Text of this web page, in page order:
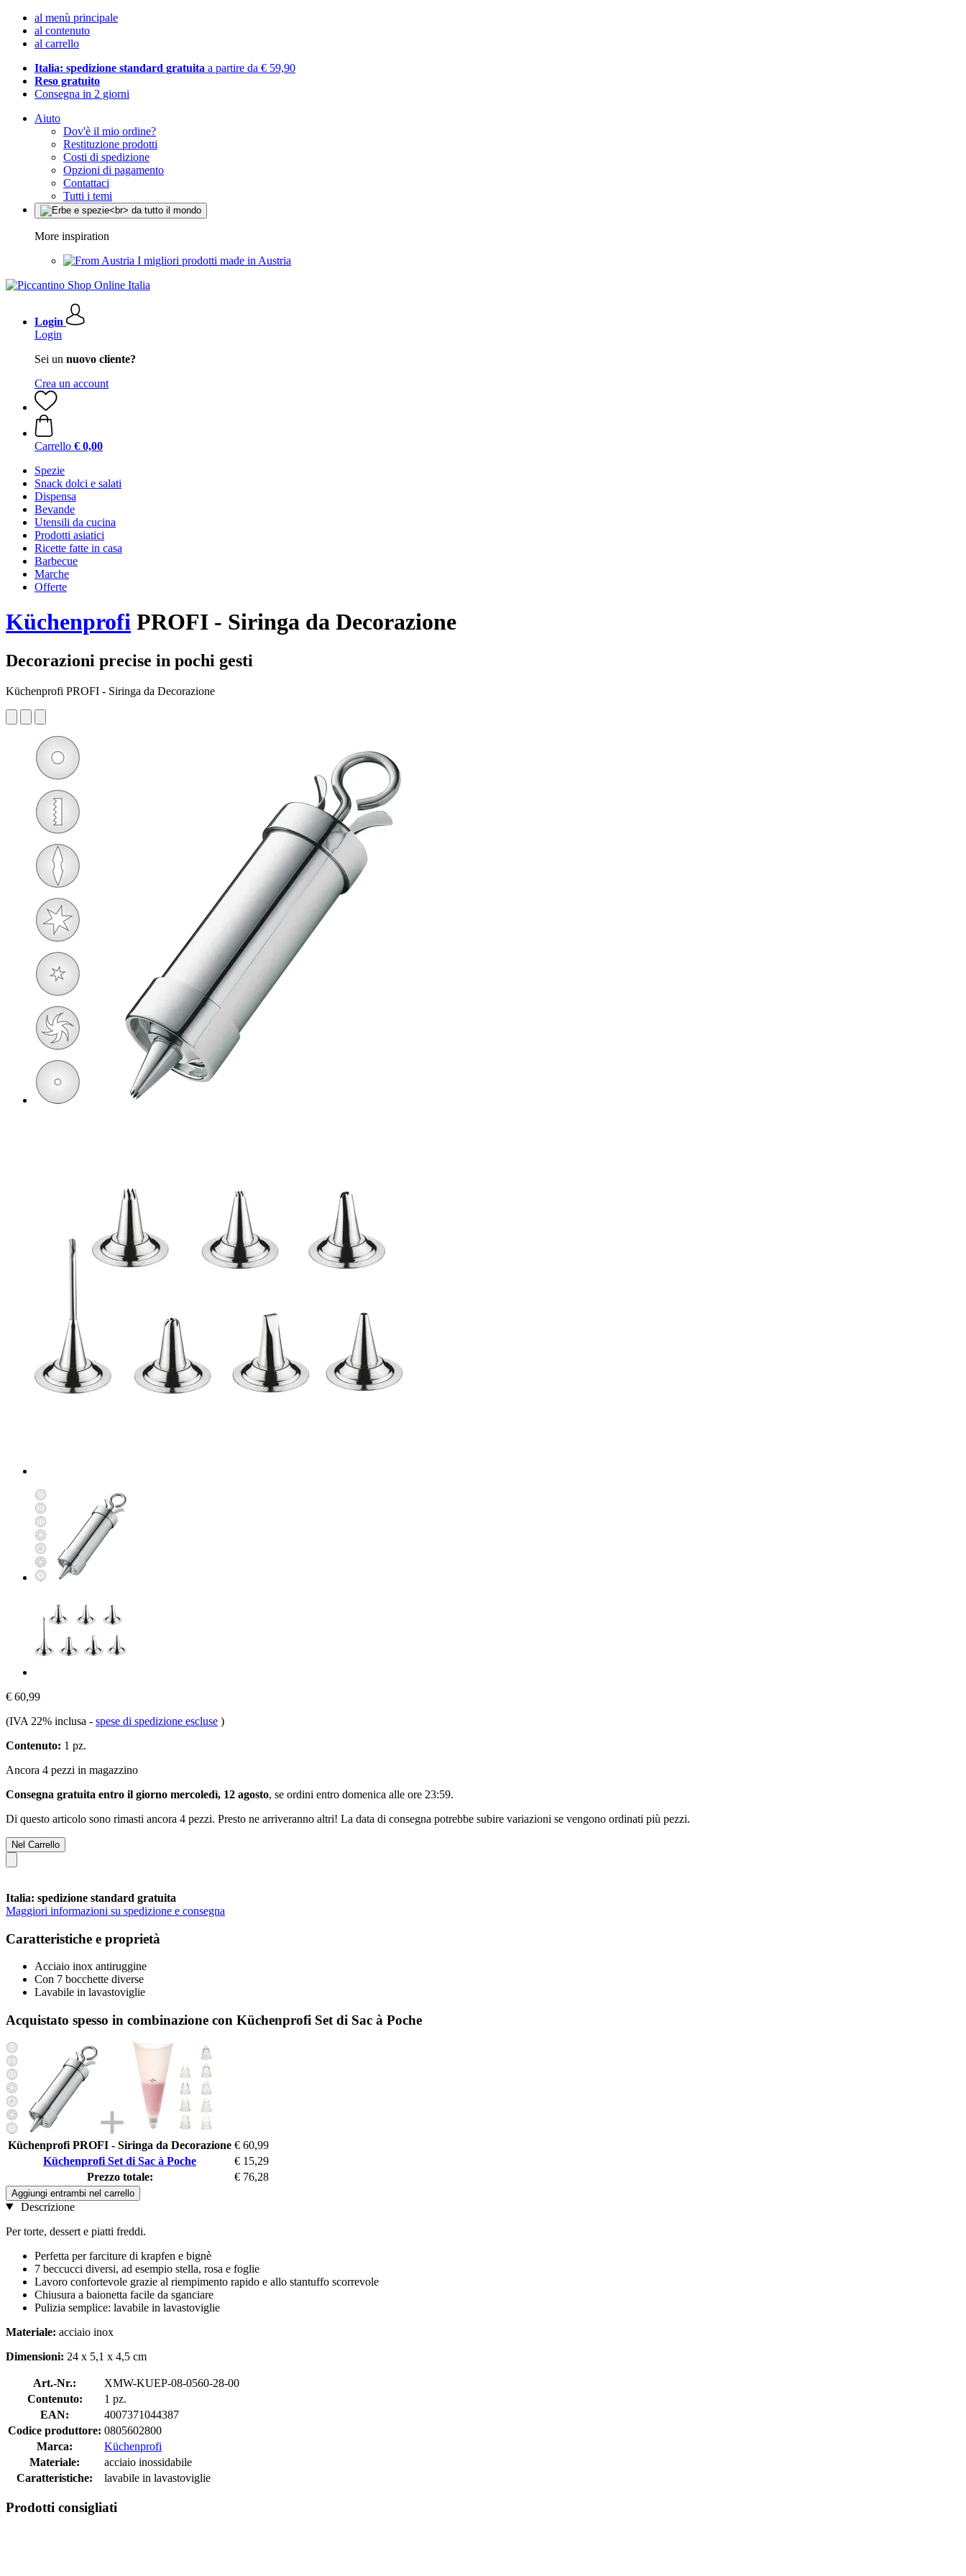
al menù principale
al contenuto
al carrello
Italia: spedizione standard gratuita a partire da € 59,90
Reso gratuito
Consegna in 2 giorni
Aiuto
Dov'è il mio ordine?
Restituzione prodotti
Costi di spedizione
Opzioni di pagamento
Contattaci
Tutti i temi
More inspiration
I migliori prodotti made in Austria
Login
Login
Sei un nuovo cliente?
Crea un account
Carrello € 0,00
Spezie
Snack dolci e salati
Dispensa
Bevande
Utensili da cucina
Prodotti asiatici
Ricette fatte in casa
Barbecue
Marche
Offerte
Küchenprofi PROFI - Siringa da Decorazione
Decorazioni precise in pochi gesti
Küchenprofi PROFI - Siringa da Decorazione
€ 60,99
(IVA 22% inclusa - spese di spedizione escluse )
Contenuto: 1 pz.
Ancora 4 pezzi in magazzino
Consegna gratuita entro il giorno mercoledì, 12 agosto, se ordini entro domenica alle ore 23:59.
Di questo articolo sono rimasti ancora 4 pezzi. Presto ne arriveranno altri! La data di consegna potrebbe subire variazioni se vengono ordinati più pezzi.
Nel Carrello
Italia: spedizione standard gratuita
Maggiori informazioni su spedizione e consegna
Caratteristiche e proprietà
Acciaio inox antiruggine
Con 7 bocchette diverse
Lavabile in lavastoviglie
Acquistato spesso in combinazione con Küchenprofi Set di Sac à Poche
Küchenprofi PROFI - Siringa da Decorazione € 60,99
Küchenprofi Set di Sac à Poche
€ 15,29
Prezzo totale:
€ 76,28
Aggiungi entrambi nel carrello
Descrizione
Per torte, dessert e piatti freddi.
Perfetta per farciture di krapfen e bignè
7 beccucci diversi, ad esempio stella, rosa e foglie
Lavoro confortevole grazie al riempimento rapido e allo stantuffo scorrevole
Chiusura a baionetta facile da sganciare
Pulizia semplice: lavabile in lavastoviglie
Materiale: acciaio inox
Dimensioni: 24 x 5,1 x 4,5 cm
Art.-Nr.:
XMW-KUEP-08-0560-28-00
Contenuto:
1 pz.
EAN:
4007371044387
Codice produttore: 0805602800
Marca:
Küchenprofi
Materiale:
acciaio inossidabile
Caratteristiche:
lavabile in lavastoviglie
Prodotti consigliati